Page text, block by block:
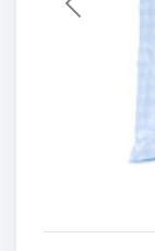
Previous